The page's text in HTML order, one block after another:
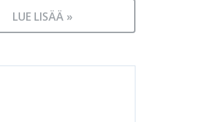
LUE LISÄÄ »